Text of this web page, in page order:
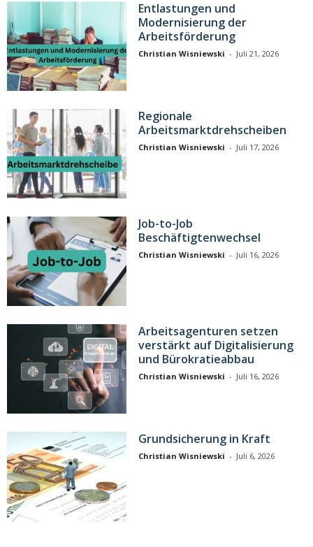
Entlastungen und
Modernisierung der
Arbeitsförderung
Christian Wisniewski - Juli 21, 2026
Regionale
Arbeitsmarktdrehscheiben
Christian Wisniewski - Juli 17, 2026
Job-to-Job
Beschäftigtenwechsel
Christian Wisniewski - Juli 16, 2026
Arbeitsagenturen setzen
verstärkt auf Digitalisierung
und Bürokratieabbau
Christian Wisniewski - Juli 16, 2026
Grundsicherung in Kraft
Christian Wisniewski - Juli 6, 2026